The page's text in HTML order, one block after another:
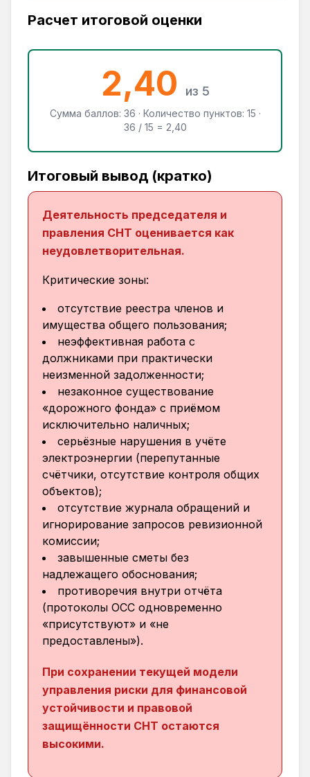
Расчет итоговой оценки
2,40 из 5
Сумма баллов: 36 · Количество пунктов: 15 ·
36 / 15 = 2,40
Итоговый вывод (кратко)
Деятельность председателя и
правления СНТ оценивается как
неудовлетворительная.
Критические зоны:
отсутствие реестра членов и
имущества общего пользования;
неэффективная работа с
должниками при практически
неизменной задолженности;
незаконное существование
«дорожного фонда» с приёмом
исключительно наличных;
серьёзные нарушения в учёте
электроэнергии (перепутанные
счётчики, отсутствие контроля общих
объектов);
отсутствие журнала обращений и
игнорирование запросов ревизионной
комиссии;
завышенные сметы без
надлежащего обоснования;
противоречия внутри отчёта
(протоколы ОСС одновременно
«присутствуют» и «не
предоставлены»).
При сохранении текущей модели
управления риски для финансовой
устойчивости и правовой
защищённости СНТ остаются
высокими.